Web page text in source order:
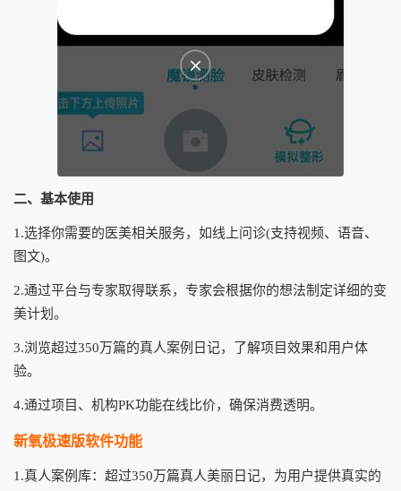
二、基本使用
1.选择你需要的医美相关服务，如线上问诊(支持视频、语音、
图文)。
2.通过平台与专家取得联系，专家会根据你的想法制定详细的变
美计划。
3.浏览超过350万篇的真人案例日记，了解项目效果和用户体
验。
4.通过项目、机构PK功能在线比价，确保消费透明。
新氧极速版软件功能
1.真人案例库：超过350万篇真人美丽日记，为用户提供真实的